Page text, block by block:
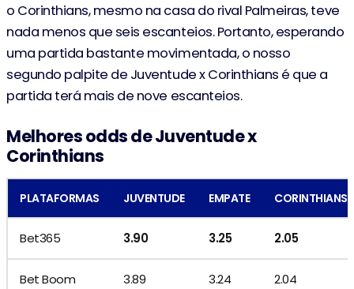
o Corinthians, mesmo na casa do rival Palmeiras, teve
nada menos que seis escanteios. Portanto, esperando
uma partida bastante movimentada, o nosso
segundo palpite de Juventude x Corinthians é que a
partida terá mais de nove escanteios.
Melhores odds de Juventude x
Corinthians
PLATAFORMAS JUVENTUDE EMPATE CORINTHIANS
Bet365 3.90 3.25 2.05
Bet Boom 3.89 3.24 2.04